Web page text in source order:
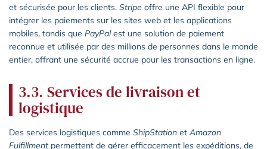
et sécurisée pour les clients. Stripe offre une API flexible pour
intégrer les paiements sur les sites web et les applications
mobiles, tandis que PayPalest une solution de paiement
reconnue et utilisée par des millions de personnes dans le monde
entier, offrant une sécurité accrue pour les transactions en ligne.
3.3. Services de livraison et
logistique
Des services logistiques comme ShipStation et Amazon
Fulfillment permettent de gérer efficacement les expéditions, de